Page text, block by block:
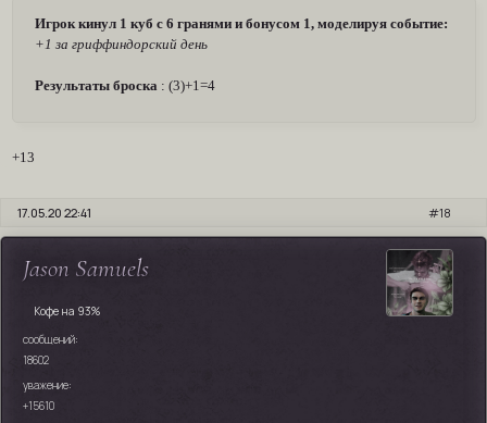
Игрок кинул 1 куб с 6 гранями и бонусом 1, моделируя событие:
+1 за гриффиндорский день
Результаты броска : (3)+1=4
+13
18
17.05.20 22:41
Jason Samuels
Кофе на 93%
сообщений:
18602
уважение:
+15610